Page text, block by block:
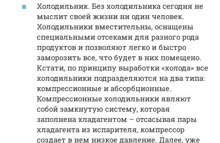
Холодильник. Без холодильника сегодня не
мыслит своей жизни ни один человек.
Холодильники вместительны, оснащены
специальными отсеками для разного рода
продуктов и позволяют легко и быстро
заморозить все, что будет в них помещено.
Кстати, по принципу выработки «холода» все
холодильники подразделяются на два типа:
компрессионные и абсорбционные.
Компрессионные холодильники являют
собой замкнутую систему, которая
заполнена хладагентом – отсасывая пары
хладагента из испарителя, компрессор
создает в нем низкое давление. Далее, уже